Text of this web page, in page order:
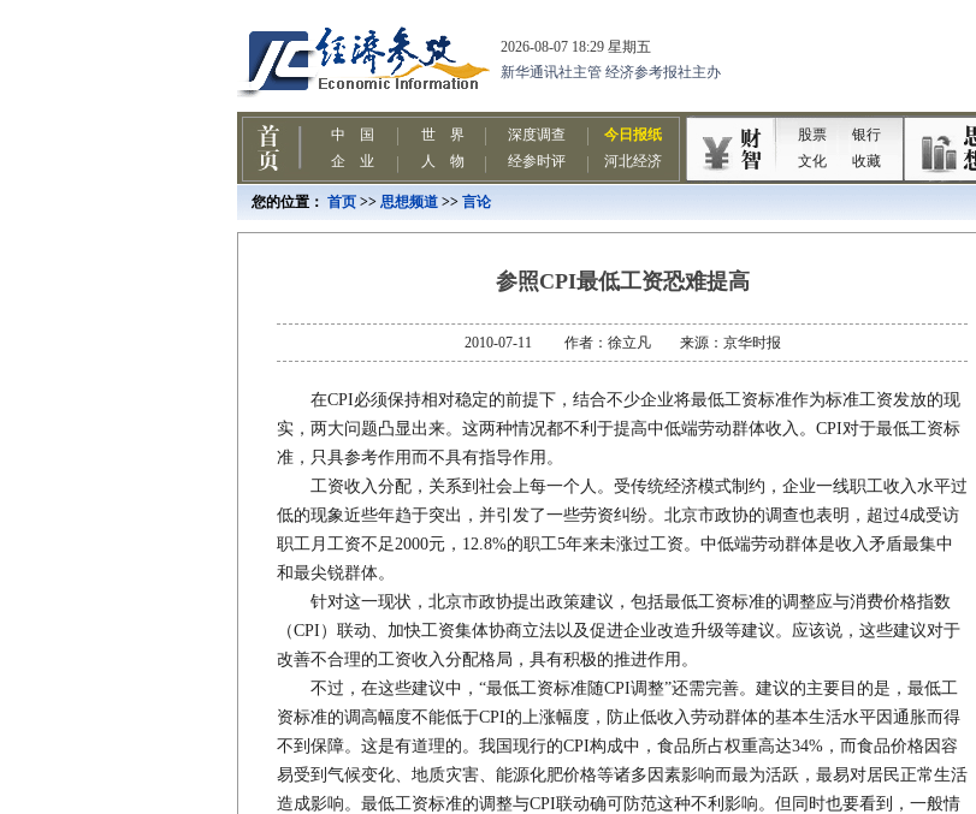
您的位置： 首页 >> 思想频道 >> 言论
参照CPI最低工资恐难提高
2010-07-11 作者：徐立凡 来源：京华时报
在CPI必须保持相对稳定的前提下，结合不少企业将最低工资标准作为标准工资发放的现
实，两大问题凸显出来。这两种情况都不利于提高中低端劳动群体收入。CPI对于最低工资标
准，只具参考作用而不具有指导作用。
工资收入分配，关系到社会上每一个人。受传统经济模式制约，企业一线职工收入水平过
低的现象近些年趋于突出，并引发了一些劳资纠纷。北京市政协的调查也表明，超过4成受访
职工月工资不足2000元，12.8%的职工5年来未涨过工资。中低端劳动群体是收入矛盾最集中
和最尖锐群体。
针对这一现状，北京市政协提出政策建议，包括最低工资标准的调整应与消费价格指数
（CPI）联动、加快工资集体协商立法以及促进企业改造升级等建议。应该说，这些建议对于
改善不合理的工资收入分配格局，具有积极的推进作用。
不过，在这些建议中，“最低工资标准随CPI调整”还需完善。建议的主要目的是，最低工
资标准的调高幅度不能低于CPI的上涨幅度，防止低收入劳动群体的基本生活水平因通胀而得
不到保障。这是有道理的。我国现行的CPI构成中，食品所占权重高达34%，而食品价格因容
易受到气候变化、地质灾害、能源化肥价格等诸多因素影响而最为活跃，最易对居民正常生活
造成影响。最低工资标准的调整与CPI联动确可防范这种不利影响。但同时也要看到，一般情